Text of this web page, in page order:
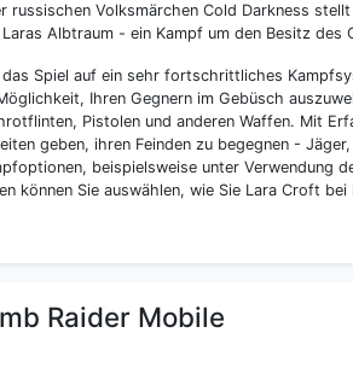
Volksmärchen Cold Darkness
Albtraum - ein Kampf um den Besitz des
Spiel auf ein sehr fortschrittliches
Ihren Gegnern im Gebüsch
Pistolen und anderen Waffen. Mit
geben, ihren Feinden zu begegnen -
beispielsweise unter Verwendung
können Sie auswählen, wie Sie Lara Croft
Raider Mobile